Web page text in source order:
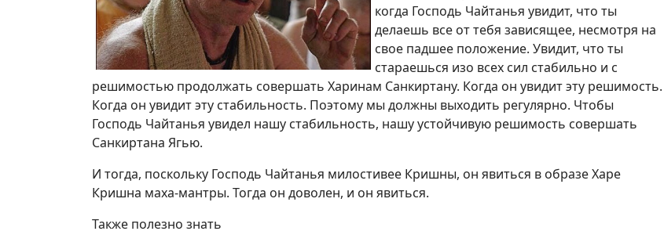
когда Господь Чайтанья увидит, что ты
делаешь все от тебя зависящее, несмотря на
свое падшее положение. Увидит, что ты
стараешься изо всех сил стабильно и с
решимостью продолжать совершать Харинам Санкиртану. Когда он увидит эту решимость.
Когда он увидит эту стабильность. Поэтому мы должны выходить регулярно. Чтобы
Господь Чайтанья увидел нашу стабильность, нашу устойчивую решимость совершать
Санкиртана Ягью.
И тогда, поскольку Господь Чайтанья милостивее Кришны, он явиться в образе Харе
Кришна маха-мантры. Тогда он доволен, и он явиться.
Также полезно знать